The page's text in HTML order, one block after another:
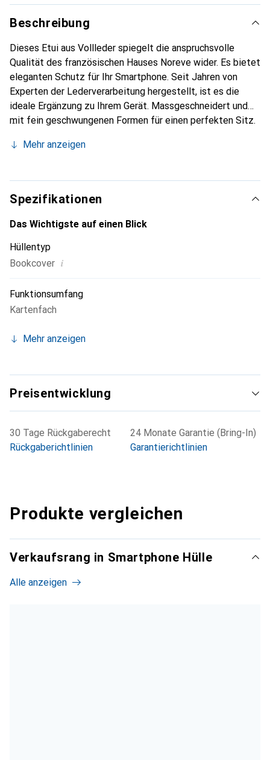
Beschreibung
Dieses Etui aus Vollleder spiegelt die anspruchsvolle
Qualität des französischen Hauses Noreve wider. Es bietet
eleganten Schutz für Ihr Smartphone. Seit Jahren von
Experten der Lederverarbeitung hergestellt, ist es die
ideale Ergänzung zu Ihrem Gerät. Massgeschneidert und
mit fein geschwungenen Formen für einen perfekten Sitz.
Smartphone. Die Marke Noreve ist international für ihre
für den anspruchsvollen Kunden.
Mehr anzeigen
Spezifikationen
Das Wichtigste auf einen Blick
Hüllentyp
Bookcover i
Funktionsumfang
Kartenfach
Mehr anzeigen
Preisentwicklung
30 Tage Rückgaberecht
Rückgaberichtlinien
24 Monate Garantie (Bring-In)
Garantierichtlinien
Produkte vergleichen
Verkaufsrang in Smartphone Hülle
Alle anzeigen